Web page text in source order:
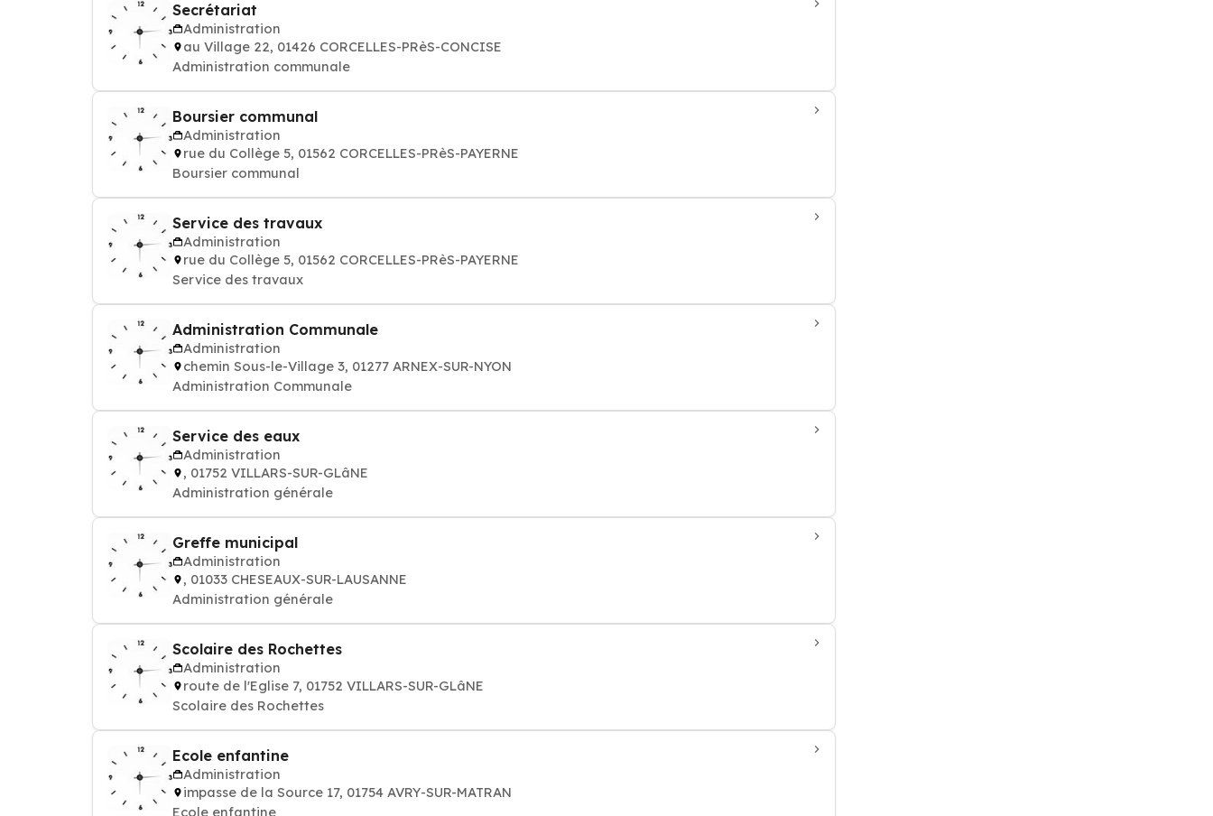
Secrétariat
Administration
au Village 22, 01426 CORCELLES-PRèS-CONCISE
Administration communale
Boursier communal
Administration
rue du Collège 5, 01562 CORCELLES-PRèS-PAYERNE
Boursier communal
Service des travaux
Administration
rue du Collège 5, 01562 CORCELLES-PRèS-PAYERNE
Service des travaux
Administration Communale
Administration
chemin Sous-le-Village 3, 01277 ARNEX-SUR-NYON
Administration Communale
Service des eaux
Administration
, 01752 VILLARS-SUR-GLâNE
Administration générale
Greffe municipal
Administration
, 01033 CHESEAUX-SUR-LAUSANNE
Administration générale
Scolaire des Rochettes
Administration
route de l'Eglise 7, 01752 VILLARS-SUR-GLâNE
Scolaire des Rochettes
Ecole enfantine
Administration
impasse de la Source 17, 01754 AVRY-SUR-MATRAN
Ecole enfantine